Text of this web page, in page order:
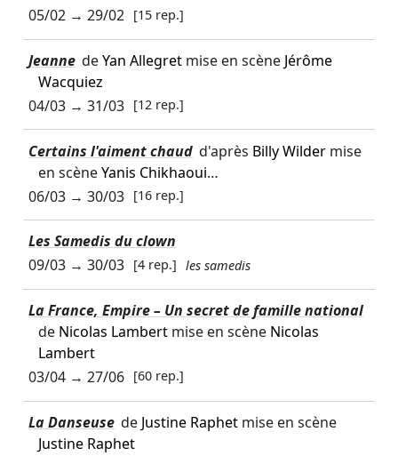
05/02→ 29/02 [15 rep.]
Jeanne deYan Allegretmise en scène Jérôme
Wacquiez
04/03→ 31/03 [12 rep.]
Certains l'aiment chaud d'après Billy Wildermise
en scèneYanis Chikhaoui…
06/03→ 30/03 [16 rep.]
Les Samedis du clown
09/03→ 30/03 [4 rep.] les samedis
La France, Empire – Un secret de famille national
de Nicolas Lambertmise en scène Nicolas
Lambert
03/04→ 27/06 [60 rep.]
La Danseuse de Justine Raphetmise en scène
Justine Raphet